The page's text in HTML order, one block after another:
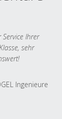
Ihrer
sehr
Ingenieure